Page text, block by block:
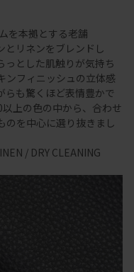
を本拠とする老舗
とリネンをブレンドし
っとした肌触りが気持ち
ンフィニッシュの立体感
らも驚くほど表情豊かで
上の色の中から、合わせ
のを中心に選り抜きまし
/ DRY CLEANING